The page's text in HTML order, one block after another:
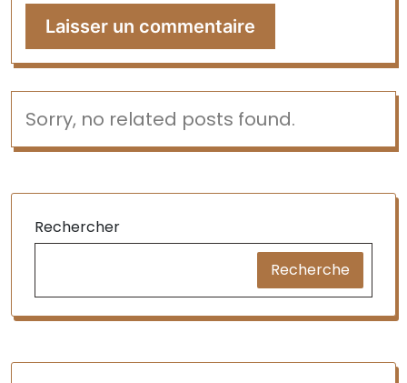
Sorry, no related posts found.
Rechercher
Recherche